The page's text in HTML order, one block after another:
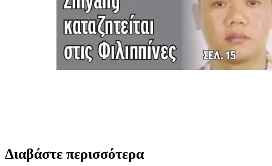
Διαβάστε περισσότερα